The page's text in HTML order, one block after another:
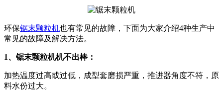
环保锯末颗粒机也有常见的故障，下面为大家介绍4种生产中
常见的故障及解决方法。
1、锯末颗粒机机不出棒：
加热温度过高或过低，成型套磨损严重，推进器角度不符，原
料水份过大。